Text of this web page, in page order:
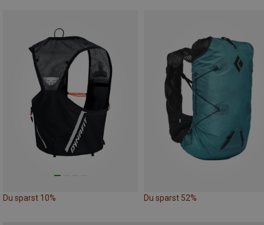
Du sparst 10% Du sparst 52%